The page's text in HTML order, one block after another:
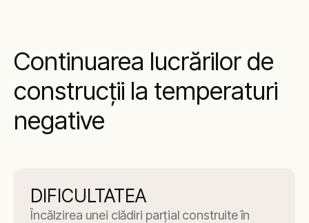
Continuarea lucrărilor de
construcții la temperaturi
negative
DIFICULTATEA
Încălzirea unei clădiri parțial construite în